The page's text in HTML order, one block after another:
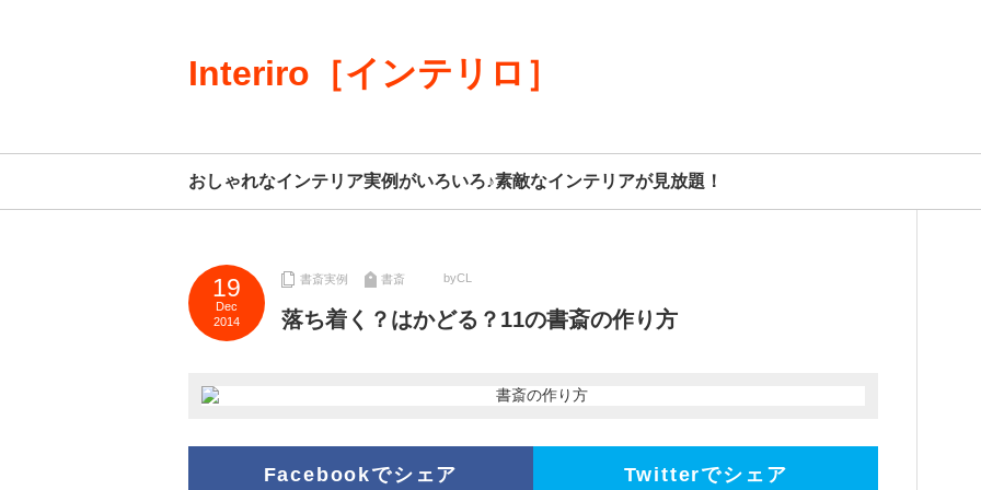
Interiro［インテリロ］
おしゃれなインテリア実例がいろいろ♪素敵なインテリアが見放題！
19
Dec
2014
書斎実例 書斎 byCL
落ち着く？はかどる？11の書斎の作り方
Facebookでシェア Twitterでシェア